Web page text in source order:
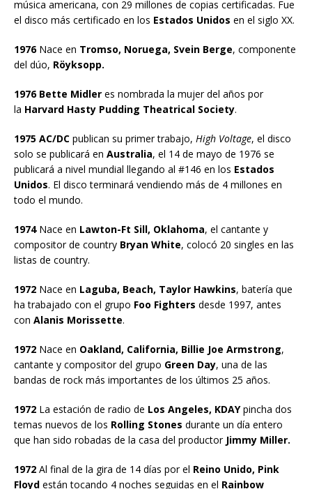
música americana, con 29 millones de copias certificadas. Fue
el disco más certificado en los Estados Unidos en el siglo XX.
1976Nace en Tromso, Noruega, Svein Berge, componente
del dúo, Röyksopp.
1976 Bette Midler es nombrada la mujer del años por
la Harvard Hasty Pudding Theatrical Society.
1975 AC/DC publican su primer trabajo, High Voltage, el disco
solo se publicará en Australia, el 14 de mayo de 1976 se
publicará a nivel mundial llegando al #146 en los Estados
Unidos. El disco terminará vendiendo más de 4 millones en
todo el mundo.
1974Nace en Lawton-Ft Sill, Oklahoma, el cantante y
compositor de country Bryan White, colocó 20 singles en las
listas de country.
1972 Nace en Laguba, Beach, Taylor Hawkins, batería que
ha trabajado con el grupo Foo Fighters desde 1997, antes
con Alanis Morissette.
1972 Nace en Oakland, California, Billie Joe Armstrong,
cantante y compositor del grupo Green Day, una de las
bandas de rock más importantes de los últimos 25 años.
1972 La estación de radio de Los Angeles, KDAYpincha dos
temas nuevos de los Rolling Stones durante un día entero
que han sido robadas de la casa del productor Jimmy Miller.
1972 Al final de la gira de 14 días por el Reino Unido, Pink
Floyd están tocando 4 noches seguidas en el Rainbow